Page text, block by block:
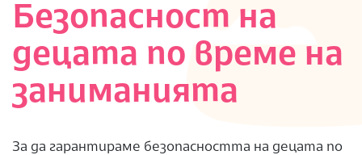
Безопасност на
децата по време на
заниманията
За да гарантираме безопасността на децата по